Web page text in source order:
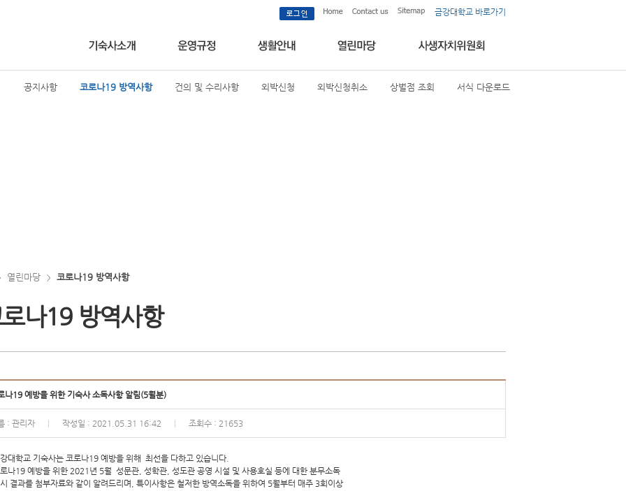
금강대학교 바로가기
공지사항 코로나19 방역사항 건의 및 수리사항 외박신청 외박신청취소 상벌점 조회 서식 다운로드
열린마당 > 코로나19 방역사항
나19 방역사항
나19 예방을 위한 기숙사 소독사항 알림(5월분)
: 관리자 작성일 : 2021.05.31 16:42 조회수 : 21653
대학교 기숙사는 코로나19 예방을 위해 최선을 다하고 있습니다.
나19 예방을 위한 2021년 5월 성문관, 성학관, 성도관 공영 시설 및 사용호실 등에 대한 분무소독
결과를 첨부자료와 같이 알려드리며, 특이사항은 철저한 방역소독을 위하여 5월부터 매주 3회이상